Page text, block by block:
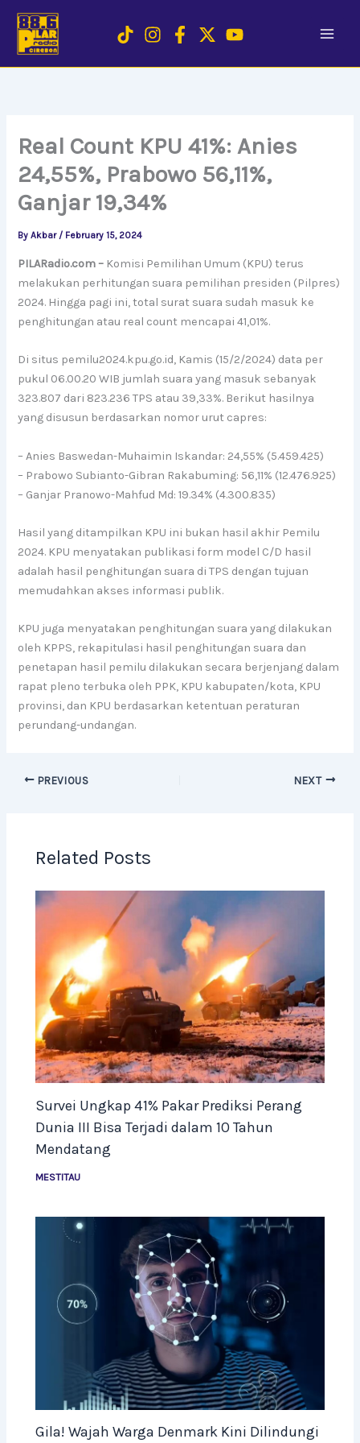
content
Real Count KPU 41%: Anies
24,55%, Prabowo 56,11%,
Ganjar 19,34%
ByAkbar / February 15, 2024
PILARadio.com – Komisi Pemilihan Umum (KPU) terus
melakukan perhitungan suara pemilihan presiden (Pilpres)
2024. Hingga pagi ini, total surat suara sudah masuk ke
penghitungan atau real count mencapai 41,01%.
Di situs pemilu2024.kpu.go.id, Kamis (15/2/2024) data per
pukul 06.00.20 WIB jumlah suara yang masuk sebanyak
323.807 dari 823.236 TPS atau 39,33%. Berikut hasilnya
yang disusun berdasarkan nomor urut capres:
– Anies Baswedan-Muhaimin Iskandar: 24,55% (5.459.425)
– Prabowo Subianto-Gibran Rakabuming: 56,11% (12.476.925)
– Ganjar Pranowo-Mahfud Md: 19.34% (4.300.835)
Hasil yang ditampilkan KPU ini bukan hasil akhir Pemilu
2024. KPU menyatakan publikasi form model C/D hasil
adalah hasil penghitungan suara di TPS dengan tujuan
memudahkan akses informasi publik.
KPU juga menyatakan penghitungan suara yang dilakukan
oleh KPPS, rekapitulasi hasil penghitungan suara dan
penetapan hasil pemilu dilakukan secara berjenjang dalam
rapat pleno terbuka oleh PPK, KPU kabupaten/kota, KPU
provinsi, dan KPU berdasarkan ketentuan peraturan
perundang-undangan.
PREVIOUS NEXT
Related Posts
Survei Ungkap 41% Pakar Prediksi Perang
Dunia III Bisa Terjadi dalam 10 Tahun
Mendatang
MESTITAU
Gila! Wajah Warga Denmark Kini Dilindungi